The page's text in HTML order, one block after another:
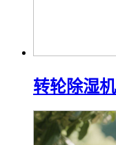
转轮除湿